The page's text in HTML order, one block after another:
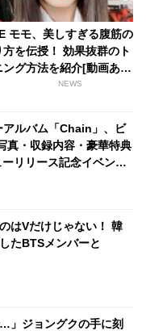
モモ、美しすぎる腹筋の
方を伝授！ 効果抜群のト
ング方法を紹介[動画あ
NEWS
ルバム「Chain」、ビ
真・収録内容・豪華特典
リリース記念イベント
はVだけじゃない！ 韓
たBTSメンバーと
」ジョングクの手に刻